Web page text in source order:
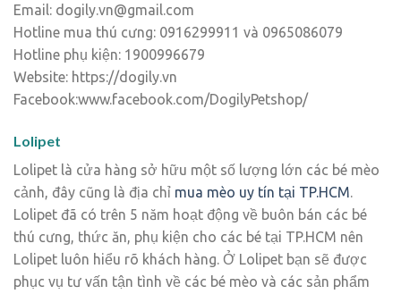
Email: dogily.vn@gmail.com
Hotline mua thú cưng: 0916299911 và 0965086079
Hotline phụ kiện: 1900996679
Website: https://dogily.vn
Facebook:www.facebook.com/DogilyPetshop/
Lolipet
Lolipet là cửa hàng sở hữu một số lượng lớn các bé mèo
cảnh, đây cũng là địa chỉ mua mèo uy tín tại TP.HCM.
Lolipet đã có trên 5 năm hoạt động về buôn bán các bé
thú cưng, thức ăn, phụ kiện cho các bé tại TP.HCM nên
Lolipet luôn hiểu rõ khách hàng. Ở Lolipet bạn sẽ được
phục vụ tư vấn tận tình về các bé mèo và các sản phẩm